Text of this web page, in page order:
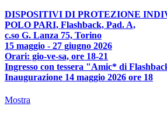
DISPOSITIVI DI PROTEZIONE
POLO PARI, Flashback, Pad. A,
c.so G. Lanza 75, Torino
15 maggio - 27 giugno 2026
Orari: gio-ve-sa, ore 18-21
Ingresso con tessera "Amic* di
Inaugurazione 14 maggio 2026 ore 18
Mostra